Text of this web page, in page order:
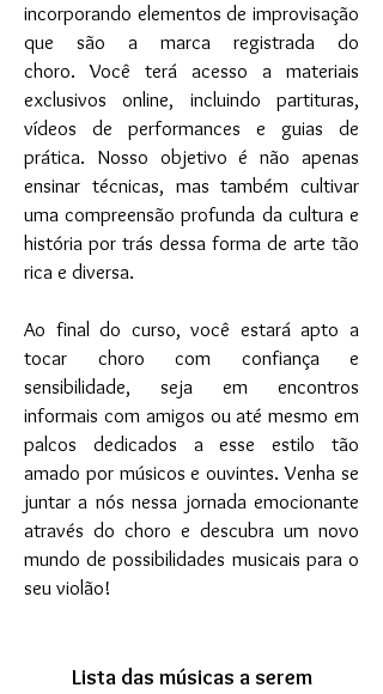
incorporando elementos de improvisação
que são a marca registrada do
choro.Você terá acesso a materiais
exclusivos online, incluindo partituras,
vídeos de performances e guias de
prática. Nosso objetivo é não apenas
ensinar técnicas, mas também cultivar
uma compreensão profunda da cultura e
história por trás dessa forma de arte tão
rica e diversa.
Ao final do curso, você estará apto a
tocar choro com confiança e
sensibilidade, seja em encontros
informais com amigos ou até mesmo em
palcos dedicados a esse estilo tão
amado por músicos e ouvintes. Venha se
juntar a nós nessa jornada emocionante
através do choro e descubra um novo
mundo de possibilidades musicais para o
seu violão!
Lista das músicas a serem